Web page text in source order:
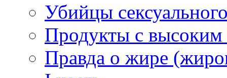
Убийцы
Продукты с высоким
Правда о жире